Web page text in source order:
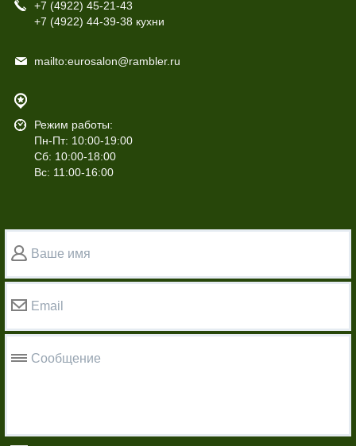
+7 (4922) 45-21-43
+7 (4922) 44-39-38 кухни
mailto:eurosalon@rambler.ru
Режим работы:
Пн-Пт: 10:00-19:00
Сб: 10:00-18:00
Вс: 11:00-16:00
Ваше имя
Email
Сообщение